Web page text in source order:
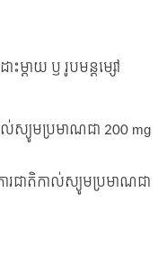
ដាយ ឫ រូបមន្តម្សៅ
ល់ស្យូមប្រមាណជា 200 mg
ារជាតិកាល់ស្យូមប្រមាណជា